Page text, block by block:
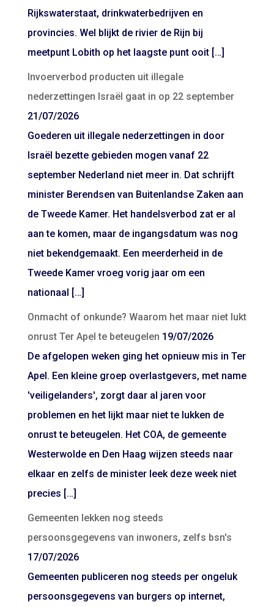
Rijkswaterstaat, drinkwaterbedrijven en
provincies. Wel blijkt de rivier de Rijn bij
meetpunt Lobith op het laagste punt ooit […]
Invoerverbod producten uit illegale
nederzettingen Israël gaat in op 22 september
21/07/2026
Goederen uit illegale nederzettingen in door
Israël bezette gebieden mogen vanaf 22
september Nederland niet meer in. Dat schrijft
minister Berendsen van Buitenlandse Zaken aan
de Tweede Kamer. Het handelsverbod zat er al
aan te komen, maar de ingangsdatum was nog
niet bekendgemaakt. Een meerderheid in de
Tweede Kamer vroeg vorig jaar om een
nationaal […]
Onmacht of onkunde? Waarom het maar niet lukt
onrust Ter Apel te beteugelen 19/07/2026
De afgelopen weken ging het opnieuw mis in Ter
Apel. Een kleine groep overlastgevers, met name
'veiligelanders', zorgt daar al jaren voor
problemen en het lijkt maar niet te lukken de
onrust te beteugelen. Het COA, de gemeente
Westerwolde en Den Haag wijzen steeds naar
elkaar en zelfs de minister leek deze week niet
precies […]
Gemeenten lekken nog steeds
persoonsgegevens van inwoners, zelfs bsn's
17/07/2026
Gemeenten publiceren nog steeds per ongeluk
persoonsgegevens van burgers op internet,